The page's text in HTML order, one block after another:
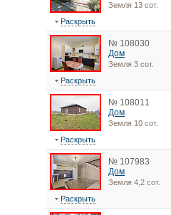
Земля 13 сот.
Раскрыть
№ 108030
Дом
Земля 3 сот.
Раскрыть
№ 108011
Дом
Земля 10 сот.
Раскрыть
№ 107983
Дом
Земля 4,2 сот.
Раскрыть